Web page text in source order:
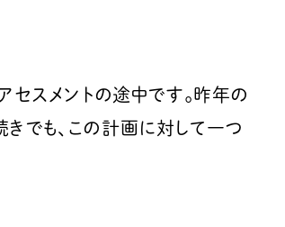
セスメントの途中です。昨年の
でも、この計画に対して一つ